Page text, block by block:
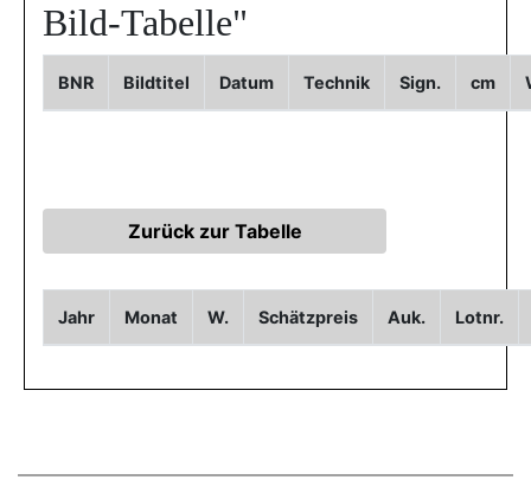
Bild-Tabelle"
BNR Bildtitel Datum Technik Sign. cm
Jahr Monat W. Schätzpreis Auk. Lotnr.